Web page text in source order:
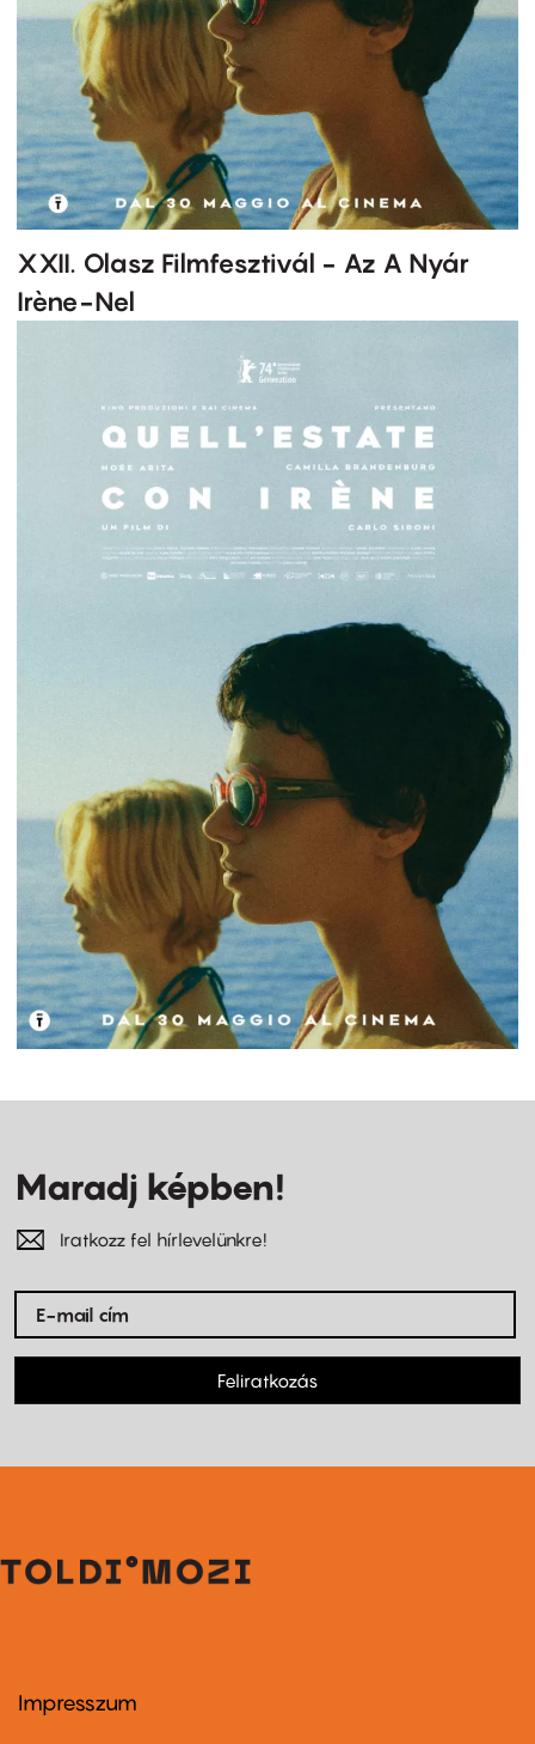
XXII. Olasz Filmfesztivál - Az A Nyár
Irène-Nel
Maradj képben!
Iratkozz fel hírlevelünkre!
Feliratkozás
Footer
Impresszum